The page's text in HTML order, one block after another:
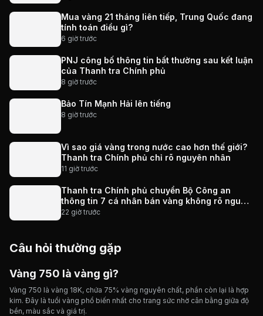
Mua vàng 21 tháng liên tiếp, Trung Quốc đang
tính toán điều gì?
6 giờ trước
PNJ công bố thông tin bất thường sau kết luận
của Thanh tra Chính phủ
8 giờ trước
Bảo Tín Mạnh Hải lên tiếng
8 giờ trước
Vì sao giá vàng trong nước cao hơn thế giới?
Thanh tra Chính phủ chỉ rõ nguyên nhân
11 giờ trước
Thanh tra Chính phủ chuyển Bộ Công an
thông tin 7 cá nhân bán vàng không rõ nguồn
gốc, giao dịch hơn 2.000 tỷ đồng, 6 doanh
22 giờ trước
Câu hỏi thường gặp
Vàng 750 là vàng gì?
Vàng 750 là vàng 18K, chứa 75% vàng nguyên chất, phần còn lại là hợp
kim. Đây là tuổi vàng phổ biến nhất cho trang sức nhờ cân bằng giữa độ
bền, màu sắc và giá trị.